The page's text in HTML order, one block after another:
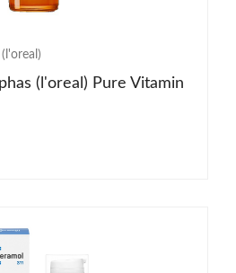
(l'oreal) Pure Vitamin